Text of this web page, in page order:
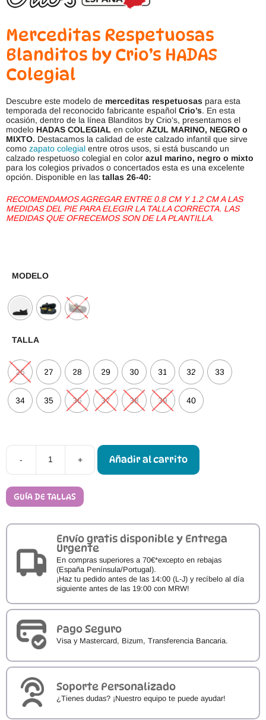
Merceditas Respetuosas
Blanditos by Crio’s HADAS
Colegial
Descubre este modelo de merceditas respetuosas para esta
temporada del reconocido fabricante español Crio’s. En esta
ocasión, dentro de la línea Blanditos by Crio’s, presentamos el
modelo HADAS COLEGIAL en color AZUL MARINO, NEGRO o
MIXTO. Destacamos la calidad de este calzado infantil que sirve
como zapato colegial entre otros usos, si está buscando un
calzado respetuoso colegial en color azul marino, negro o mixto
para los colegios privados o concertados esta es una excelente
opción. Disponible en las tallas 26-40:
RECOMENDAMOS AGREGAR ENTRE 0.8 CM Y 1.2 CM A LAS
MEDIDAS DEL PIE PARA ELEGIR LA TALLA CORRECTA. LAS
MEDIDAS QUE OFRECEMOS SON DE LA PLANTILLA.
MODELO
TALLA
26 27 28 29 30 31 32 33
34 35 36 37 38 39 40
-
Merceditas
Respetuosas
+ Añadir al carrito
GUÍA DE TALLAS
Envío gratis disponible y Entrega
Urgente
En compras superiores a 70€*excepto en rebajas
(España Península/Portugal).
¡Haz tu pedido antes de las 14:00 (L-J) y recíbelo al día
siguiente antes de las 19:00 con MRW!
Pago Seguro
Visa y Mastercard, Bizum, Transferencia Bancaria.
Soporte Personalizado
¿Tienes dudas? ¡Nuestro equipo te puede ayudar!